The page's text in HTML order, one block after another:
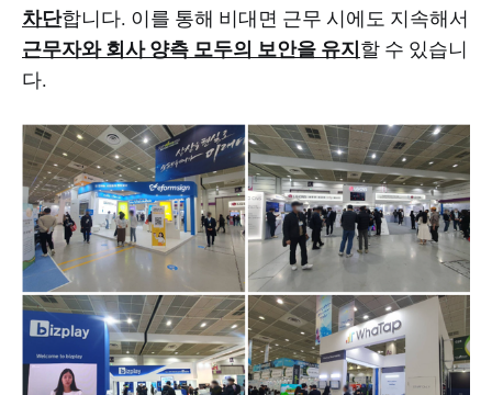
차단합니다. 이를 통해 비대면 근무 시에도 지속해서
근무자와 회사 양측 모두의 보안을 유지할 수 있습니
다.